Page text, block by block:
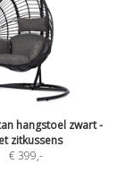
hangstoel zwart -
zitkussens
€ 399,-